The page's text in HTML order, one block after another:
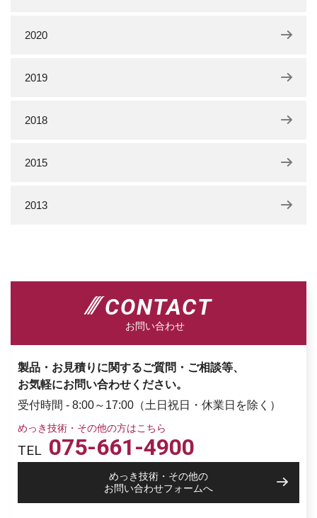
2020
2019
2018
2015
2013
CONTACT
お問い合わせ
製品・お見積りに関するご質問・ご相談等、
お気軽にお問い合わせください。
受付時間 - 8:00～17:00（土日祝日・休業日を除く）
めっき技術・その他の方はこちら
TEL 075-661-4900
めっき技術・その他の
お問い合わせフォームへ